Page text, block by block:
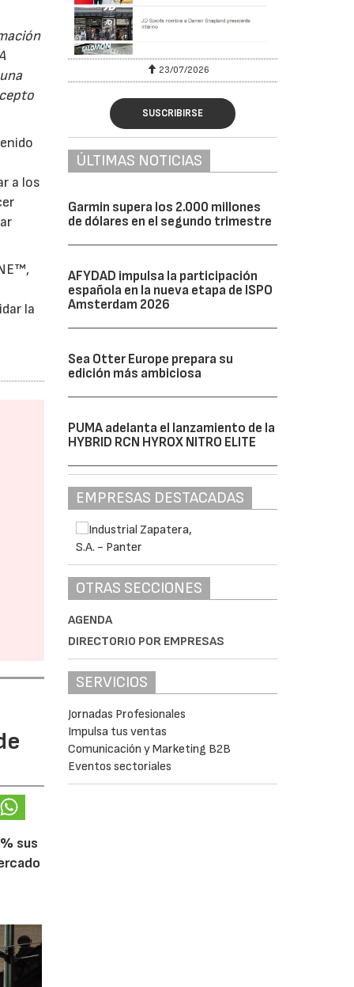
a los
la
sus
23/07/2026
SUSCRIBIRSE
ÚLTIMAS NOTICIAS
Garmin supera los 2.000 millones
de dólares en el segundo trimestre
AFYDAD impulsa la participación
española en la nueva etapa de ISPO
Amsterdam 2026
Sea Otter Europe prepara su
edición más ambiciosa
PUMA adelanta el lanzamiento de la
HYBRID RCN HYROX NITRO ELITE
EMPRESAS DESTACADAS
OTRAS SECCIONES
AGENDA
DIRECTORIO POR EMPRESAS
SERVICIOS
Jornadas Profesionales
Impulsa tus ventas
Comunicación y Marketing B2B
Eventos sectoriales